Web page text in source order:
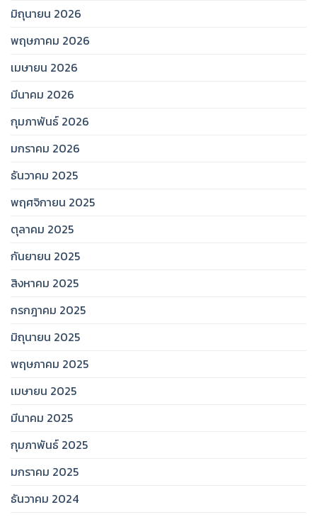
มิถุนายน 2026
พฤษภาคม 2026
เมษายน 2026
มีนาคม 2026
กุมภาพันธ์ 2026
มกราคม 2026
ธันวาคม 2025
พฤศจิกายน 2025
ตุลาคม 2025
กันยายน 2025
สิงหาคม 2025
กรกฎาคม 2025
มิถุนายน 2025
พฤษภาคม 2025
เมษายน 2025
มีนาคม 2025
กุมภาพันธ์ 2025
มกราคม 2025
ธันวาคม 2024